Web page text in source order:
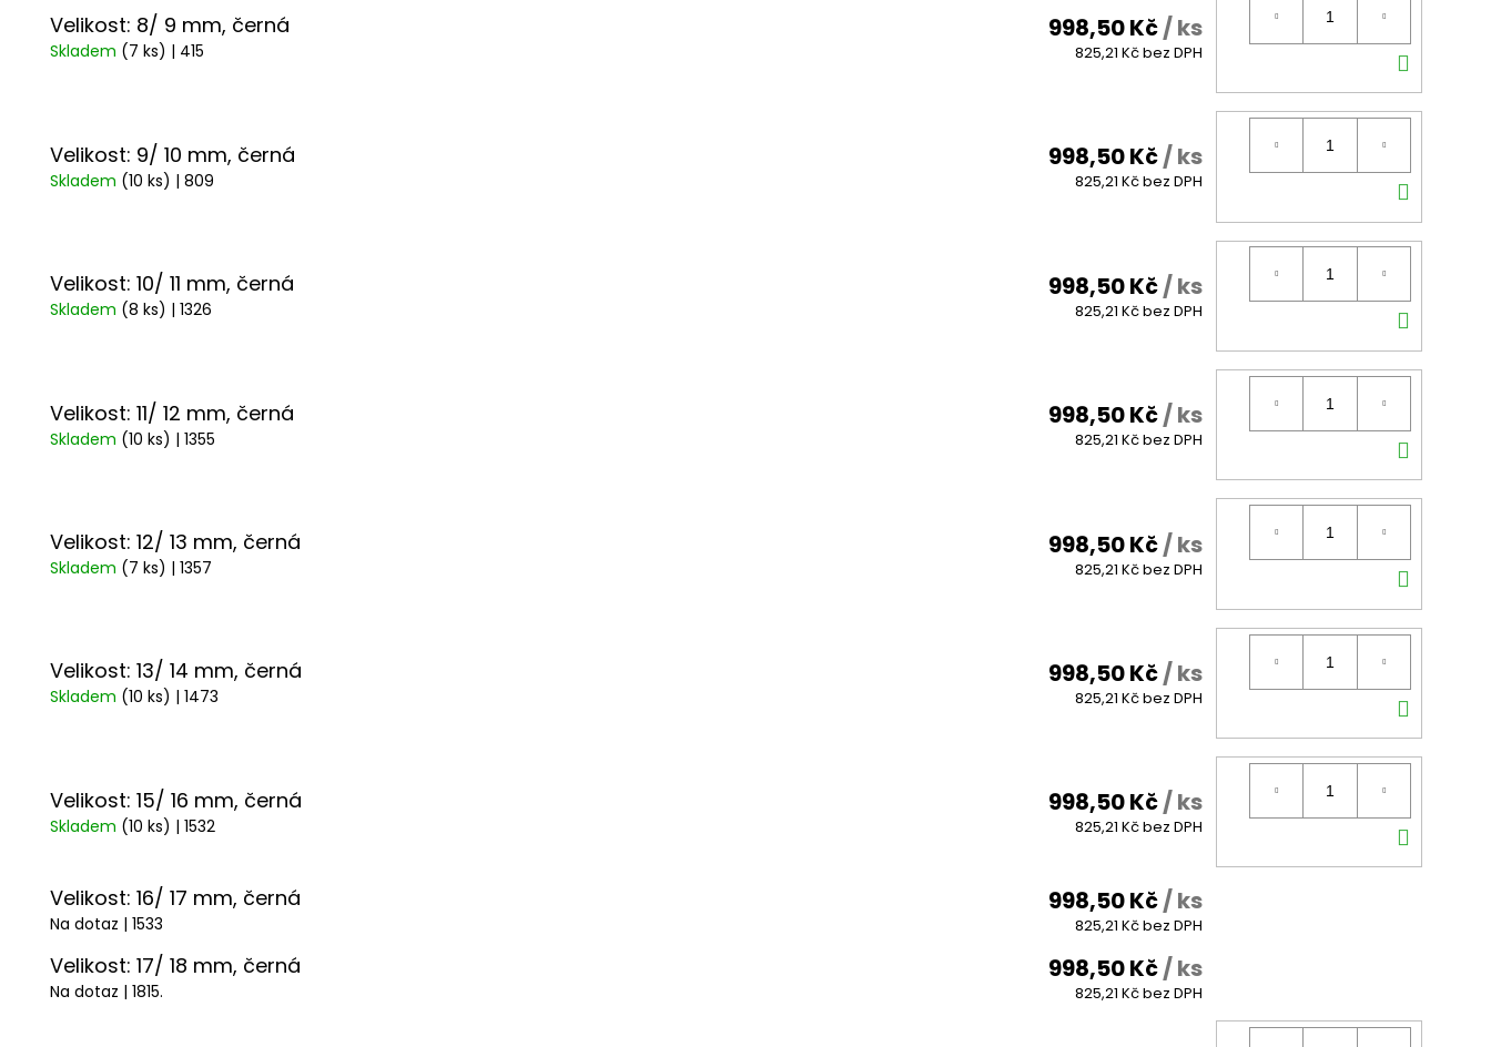
Velikost: 8/ 9 mm, černá
Skladem (7 ks) | 415
998,50 Kč/ ks
825,21 Kč bez DPH
Velikost: 9/ 10 mm, černá
Skladem (10 ks) | 809
998,50 Kč/ ks
825,21 Kč bez DPH
Velikost: 10/ 11 mm, černá
Skladem (8 ks) | 1326
998,50 Kč/ ks
825,21 Kč bez DPH
Velikost: 11/ 12 mm, černá
Skladem (10 ks) | 1355
998,50 Kč/ ks
825,21 Kč bez DPH
Velikost: 12/ 13 mm, černá
Skladem (7 ks) | 1357
998,50 Kč/ ks
825,21 Kč bez DPH
Velikost: 13/ 14 mm, černá
Skladem (10 ks) | 1473
998,50 Kč/ ks
825,21 Kč bez DPH
Velikost: 15/ 16 mm, černá
Skladem (10 ks) | 1532
998,50 Kč/ ks
825,21 Kč bez DPH
Velikost: 16/ 17 mm, černá
Na dotaz | 1533
998,50 Kč/ ks
825,21 Kč bez DPH
Velikost: 17/ 18 mm, černá
Na dotaz | 1815.
998,50 Kč/ ks
825,21 Kč bez DPH